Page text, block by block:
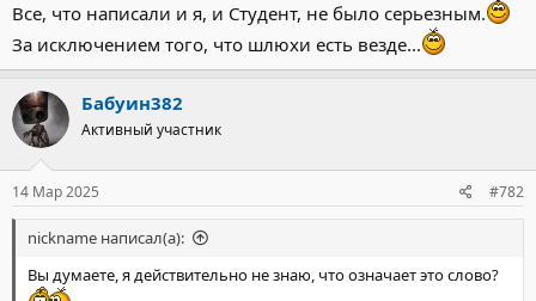
Все, что написали и я, и Студент, не было серьезным.
За исключением того, что шлюхи есть везде...
Бабуин382
Активный участник
14 Мар 2025 #782
nickname написал(а):
Вы думаете, я действительно не знаю, что означает это слово?